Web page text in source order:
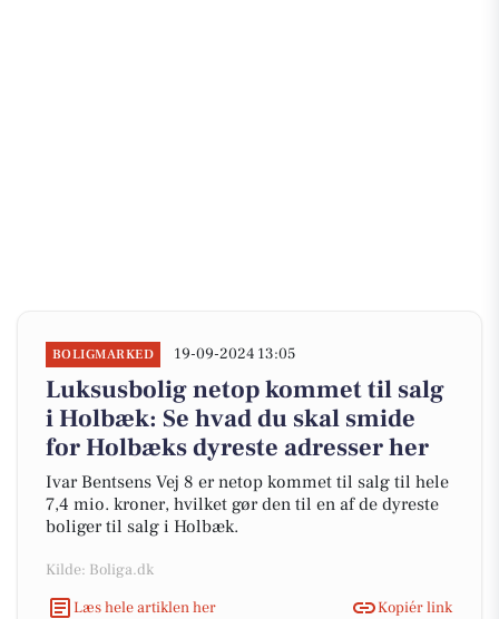
BOLIGMARKED 19-09-2024 13:05
Luksusbolig netop kommet til salg
i Holbæk: Se hvad du skal smide
for Holbæks dyreste adresser her
Ivar Bentsens Vej 8 er netop kommet til salg til hele
7,4 mio. kroner, hvilket gør den til en af de dyreste
boliger til salg i Holbæk.
Kilde: Boliga.dk
Læs hele artiklen her
Kopiér link